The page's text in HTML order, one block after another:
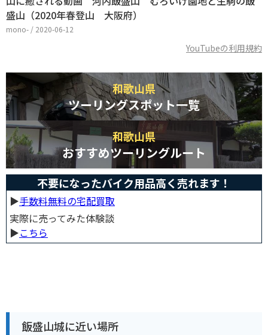
盛山（2020年春登山 大阪府）
mono- / 2020-06-12
YouTubeの利用規約
和歌山県
ツーリングスポット一覧
和歌山県
おすすめツーリングルート
不要になったバイク用品高く売れます！
▶︎手数料無料の宅配買取
実際に売ってみた体験談
▶︎こちら
飯盛山城に近い場所